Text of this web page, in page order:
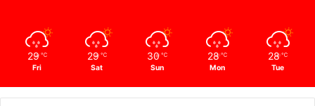
29 ℃
Fri
29 ℃
Sat
30 ℃
Sun
28 ℃
Mon
28 ℃
Tue